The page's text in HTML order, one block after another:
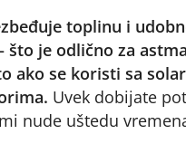
toplinu i
što je odlično za
ako se koristi sa
Uvek dobijate
nude uštedu